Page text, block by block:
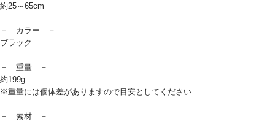
約25～65cm
－ カラー －
ブラック
－ 重量 －
約199g
※重量には個体差がありますので目安としてください
－ 素材 －